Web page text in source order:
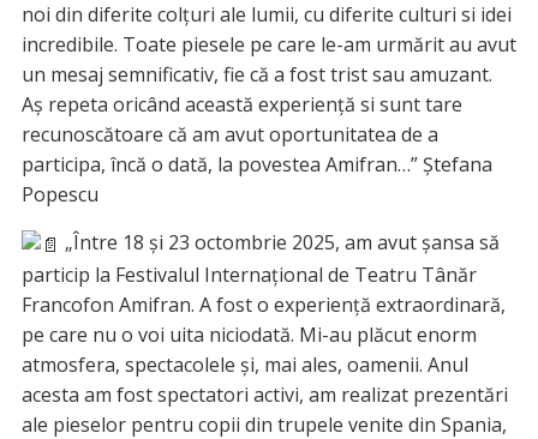
noi din diferite colțuri ale lumii, cu diferite culturi si idei
incredibile. Toate piesele pe care le-am urmărit au avut
un mesaj semnificativ, fie că a fost trist sau amuzant.
Aș repeta oricând această experiență si sunt tare
recunoscătoare că am avut oportunitatea de a
participa, încă o dată, la povestea Amifran…” Ștefana
Popescu
„Între 18 și 23 octombrie 2025, am avut șansa să
particip la Festivalul Internațional de Teatru Tânăr
Francofon Amifran. A fost o experiență extraordinară,
pe care nu o voi uita niciodată. Mi-au plăcut enorm
atmosfera, spectacolele și, mai ales, oamenii. Anul
acesta am fost spectatori activi, am realizat prezentări
ale pieselor pentru copii din trupele venite din Spania,